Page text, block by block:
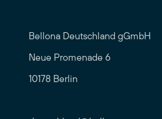
Bellona Deutschland gGmbH
Neue Promenade 6
10178 Berlin